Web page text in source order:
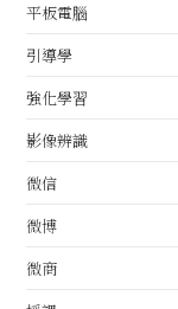
平板電腦
引導學
強化學習
影像辨識
微信
微博
微商